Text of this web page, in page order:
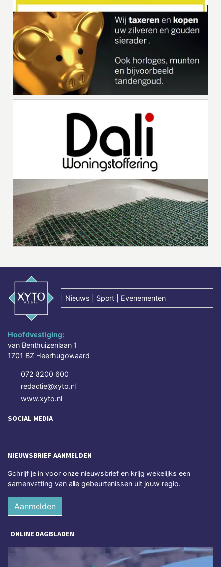
Nieuws | Sport | Evenementen
Hoofdvestiging:
van Benthuizenlaan 1
1701 BZ Heerhugowaard
072 8200 600
redactie@xyto.nl
www.xyto.nl
SOCIAL MEDIA
NIEUWSBRIEF AANMELDEN
Schrijf je in voor onze nieuwsbrief en krijg wekelijks een
samenvatting van alle gebeurtenissen uit jouw regio.
Aanmelden
ONLINE DAGBLADEN